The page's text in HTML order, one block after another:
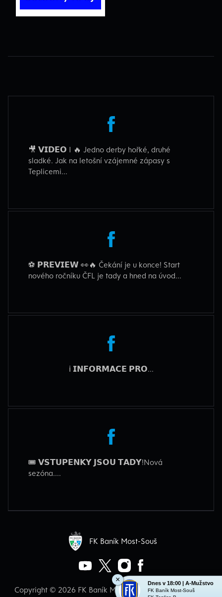
🎥 𝗩𝗜𝗗𝗘𝗢 I 🔥 Jedno derby hořké, druhé
sladké. Jak na letošní vzájemné zápasy s
Teplicemi...
⚽ 𝗣𝗥𝗘𝗩𝗜𝗘𝗪 👀🔥 Čekání je u konce! Start
nového ročníku ČFL je tady a hned na úvod...
ℹ️ 𝗜𝗡𝗙𝗢𝗥𝗠𝗔𝗖𝗘 𝗣𝗥𝗢...
🎟️ 𝗩𝗦𝗧𝗨𝗣𝗘𝗡𝗞𝗬 𝗝𝗦𝗢𝗨 𝗧𝗔𝗗𝗬!Nová
sezóna....
FK Baník Most-Souš
Copyright © 2026 FK Baník Most-Souš &eSports.cz, s.r.o
× Dnes v 18:00 | A-Mužstvo
FK Baník Most-Souš